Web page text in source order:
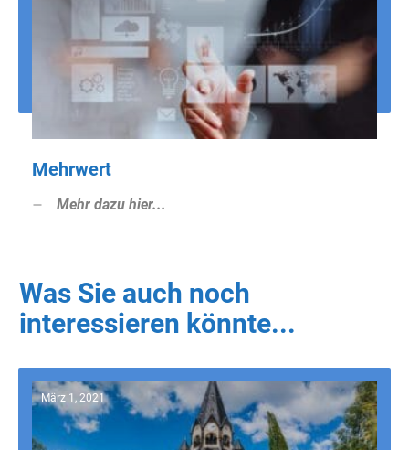
Mehrwert
Mehr dazu hier...
Was Sie auch noch
interessieren könnte...
März 1, 2021